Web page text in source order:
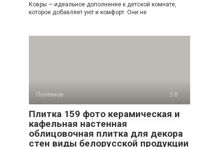
Ковры — идеальное дополнение к детской комнате,
которое добавляет уют и комфорт. Они не
Полезное 0
Плитка 159 фото керамическая и
кафельная настенная
облицовочная плитка для декора
стен виды белорусской продукции